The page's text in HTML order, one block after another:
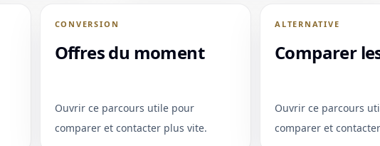
CONVERSION
Offres du moment
Ouvrir ce parcours utile pour
comparer et contacter plus vite.
ALTERNATIVE
Comparer
Ouvrir ce parcours
comparer et